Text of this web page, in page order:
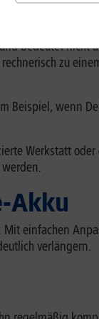
bedeutet nicht
zu
Beispiel, wenn
Werkstatt
Akku
einfachen
verlängern.